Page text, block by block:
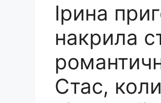
Ірина
накрила
Стас,